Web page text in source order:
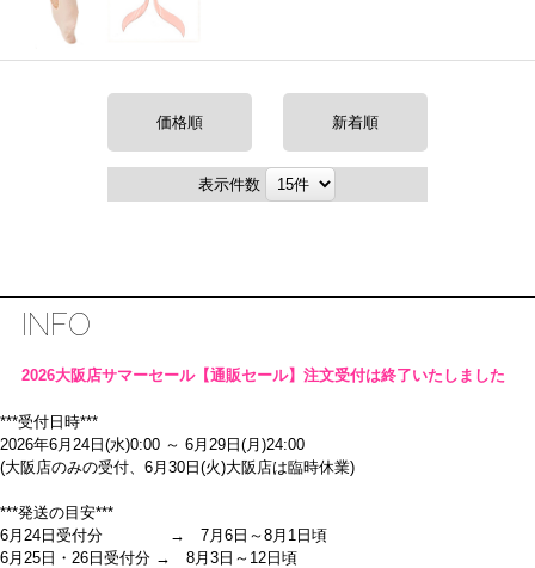
価格順 新着順
表示件数
INFO
2026大阪店サマーセール【通販セール】注文受付は終了いたしました
***受付日時***
2026年6月24日(水)0:00 ～ 6月29日(月)24:00
(大阪店のみの受付、6月30日(火)大阪店は臨時休業)
***発送の目安***
6月24日受付分 → 7月6日～8月1日頃
6月25日・26日受付分 → 8月3日～12日頃